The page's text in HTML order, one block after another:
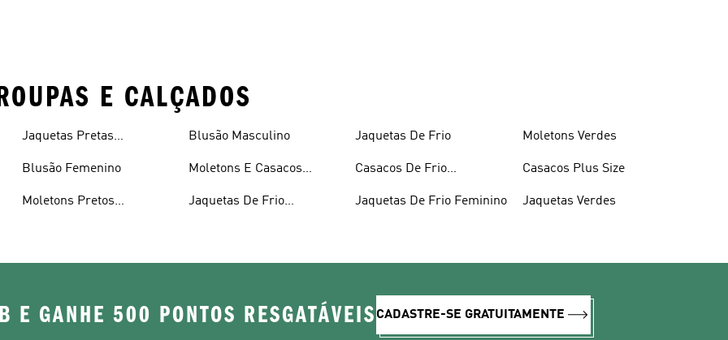
E CALÇADOS
Jaquetas Pretas
Blusão Femenino
Moletons Pretos
Blusão Masculino
Moletons E Casacos
Jaquetas De Frio
Jaquetas De Frio
Casacos De Frio
Jaquetas De Frio Feminino
Moletons Verdes
Casacos Plus Size
Jaquetas Verdes
E GANHE 500 PONTOS RESGATÁVEIS CADASTRE-SE GRATUITAMENTE